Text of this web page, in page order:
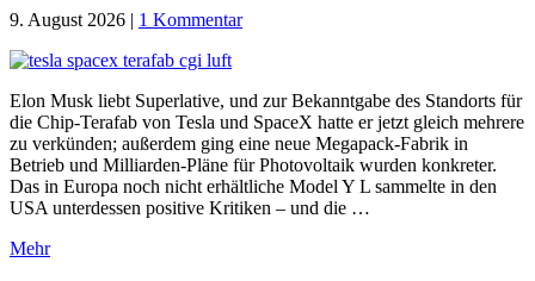
9. August 2026 | 1 Kommentar
Elon Musk liebt Superlative, und zur Bekanntgabe des Standorts für
die Chip-Terafab von Tesla und SpaceX hatte er jetzt gleich mehrere
zu verkünden; außerdem ging eine neue Megapack-Fabrik in
Betrieb und Milliarden-Pläne für Photovoltaik wurden konkreter.
Das in Europa noch nicht erhältliche Model Y L sammelte in den
USA unterdessen positive Kritiken – und die …
Mehr